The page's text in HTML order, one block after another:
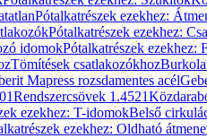
Pótalkatrészek ezekhez:
Pótalkatrészek ezekhez:
idomokPótalkatrészek ezekhez:
Tömítések csatlakozókhoz
Mapress rozsdamentes acél
Rendszercsövek 1.4521
ezekhez: T-idomokBelső
ezekhez: Oldható